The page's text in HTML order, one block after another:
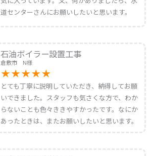
道センターさんにお願いしたいと思います。
石油ボイラー設置工事
倉敷市 N様
とても丁寧に説明していただき、納得してお願
いできました。スタッフも気さくな方で、わか
らないことも色々ききやすかったです。なにか
あったときは、またお願いしたいと思います。